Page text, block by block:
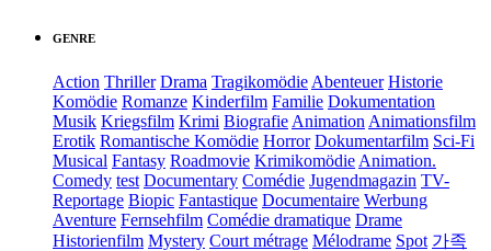
GENRE
Action Thriller Drama Tragikomödie Abenteuer Historie
Komödie Romanze Kinderfilm Familie Dokumentation
Musik Kriegsfilm Krimi Biografie Animation Animationsfilm
Erotik Romantische Komödie Horror Dokumentarfilm Sci-Fi
Musical Fantasy Roadmovie Krimikomödie Animation.
Comedy test Documentary Comédie Jugendmagazin TV-
Reportage Biopic Fantastique Documentaire Werbung
Aventure Fernsehfilm Comédie dramatique Drame
Historienfilm Mystery Court métrage Mélodrame Spot 가족